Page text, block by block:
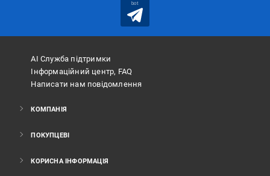
bot
АІ Служба підтримки
Інформаційний центр, FAQ
Написати нам повідомлення
КОМПАНІЯ
ПОКУПЦЕВІ
КОРИСНА ІНФОРМАЦІЯ